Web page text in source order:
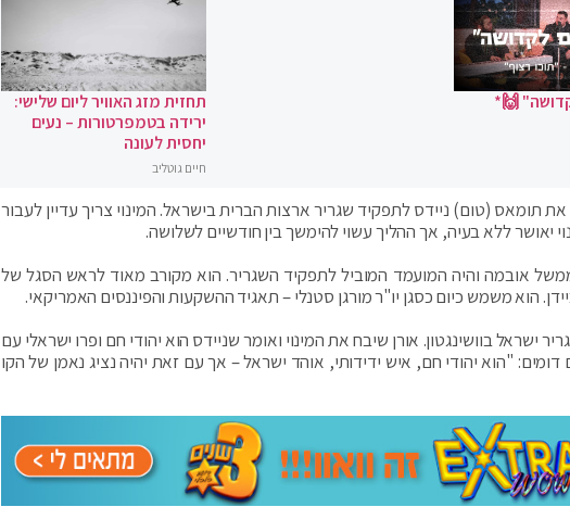
🙌*
תחזית מזג האוויר ליום שלישי:
ירידה בטמפרטורות – נעים
יחסית לעונה
חיים גוטליב
תומאס (טום) ניידס לתפקיד שגריר ארצות הברית בישראל. המינוי צריך עדיין לעבור
יאושר ללא בעיה, אך ההליך עשוי להימשך בין חודשיים לשלושה.
המדינה בממשל אובמה והיה המועמד המוביל לתפקיד השגריר. הוא מקורב מאוד לראש הסגל של
הוא משמש כיום כסגן יו"ר מורגן סטנלי – תאגיד ההשקעות והפיננסים האמריקאי.
ישראל בוושינגטון. אורן שיבח את המינוי ואומר שניידס הוא יהודי חם ופרו ישראלי עם
"הוא יהודי חם, איש ידידותי, אוהד ישראל – אך עם זאת יהיה נציג נאמן של הקו